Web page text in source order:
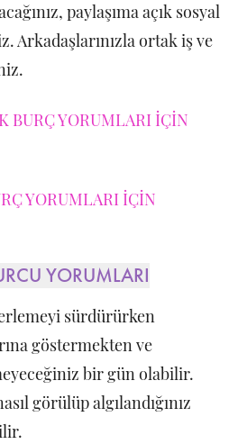
paylaşıma açık sosyal
Arkadaşlarınızla ortak iş ve
BURÇ YORUMLARI İÇİN
YORUMLARI İÇİN
YORUMLARI
sürdürürken
göstermekten ve
bir gün olabilir.
görülüp algılandığınız